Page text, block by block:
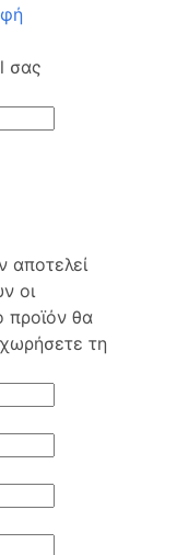
σας
αποτελεί
οι
προϊόν θα
τη